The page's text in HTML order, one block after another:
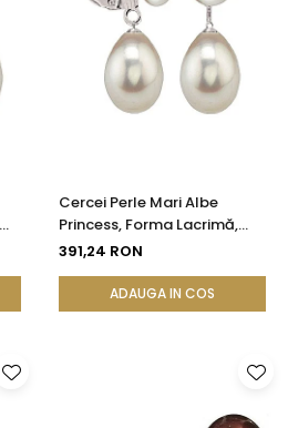
Cercei Perle Mari Albe
Princess, Forma Lacrimă,
Argint 925 | KASKADDA®
391,24 RON
ADAUGA IN COS